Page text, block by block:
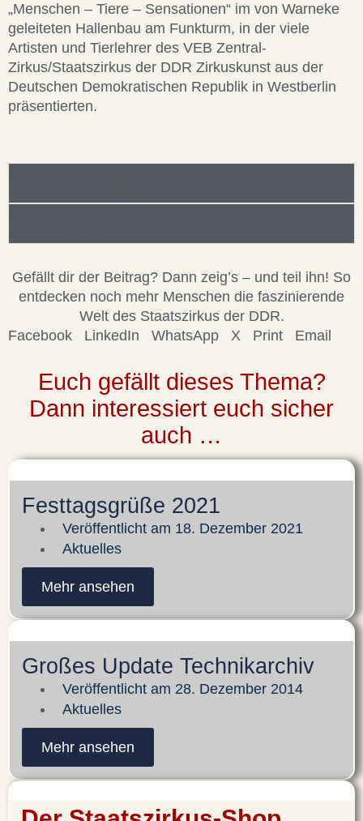
„Menschen – Tiere – Sensationen“ im von Warneke
geleiteten Hallenbau am Funkturm, in der viele
Artisten und Tierlehrer des VEB Zentral-
Zirkus/Staatszirkus der DDR Zirkuskunst aus der
Deutschen Demokratischen Republik in Westberlin
präsentierten.
Gefällt dir der Beitrag? Dann zeig’s – und teil ihn! So
entdecken noch mehr Menschen die faszinierende
Welt des Staatszirkus der DDR.
Facebook
LinkedIn WhatsApp X Print Email
Euch gefällt dieses Thema?
Dann interessiert euch sicher
auch …
Festtagsgrüße 2021
Veröffentlicht am 18. Dezember 2021
Aktuelles
Mehr ansehen
Großes Update Technikarchiv
Veröffentlicht am 28. Dezember 2014
Aktuelles
Mehr ansehen